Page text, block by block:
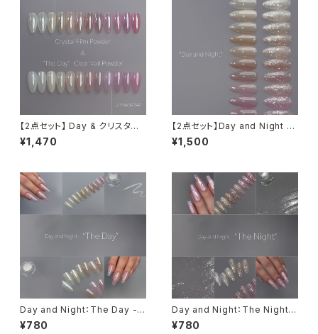
【2点セット】 Day & クリスタル
フィルムパウダー【限定】
¥1,470
【2点セット】Day and Night s
et
¥1,500
Day and Night：The Day -
Clear Veil Powder
¥780
Day and Night：The Night -
Jewel Glitter Flake
¥780